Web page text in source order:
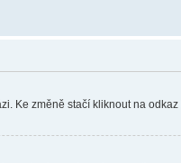
Ke změně stačí kliknout na odkaz